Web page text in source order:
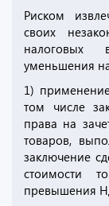
Риском
своих
налоговых
уменьшения
1)
том числе
права на
товаров,
заключение
стоимости
превышения